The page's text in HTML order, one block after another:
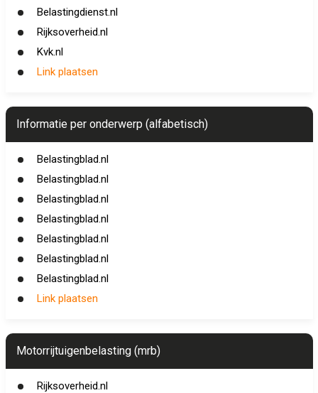
Belastingdienst.nl
Rijksoverheid.nl
Kvk.nl
Link plaatsen
Informatie per onderwerp (alfabetisch)
Belastingblad.nl
Belastingblad.nl
Belastingblad.nl
Belastingblad.nl
Belastingblad.nl
Belastingblad.nl
Belastingblad.nl
Link plaatsen
Motorrijtuigenbelasting (mrb)
Rijksoverheid.nl